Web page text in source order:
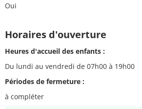
Oui
Horaires d'ouverture
Heures d'accueil des enfants :
Du lundi au vendredi de 07h00 à 19h00
Périodes de fermeture :
à compléter